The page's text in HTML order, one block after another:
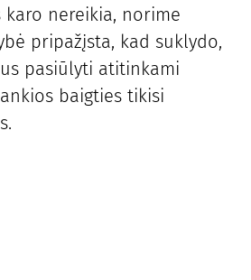
karo nereikia, norime
pripažįsta, kad suklydo,
pasiūlyti atitinkami
baigties tikisi